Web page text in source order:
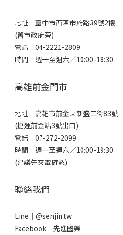
地址｜ 臺中市西區市府路39號2樓
(舊市政府旁)
電話｜ 04-2221-2809
時間｜週一至週六／10:00-18:30
高雄前金門市
地址｜ 高雄市前金區新盛二街83號
(捷運前金站3號出口)
電話｜ 07-272-2099
時間｜週一至週六／10:00-19:30
(建議先來電確認)
聯絡我們
Line｜ @senjin.tw
Facebook｜ 先進國樂